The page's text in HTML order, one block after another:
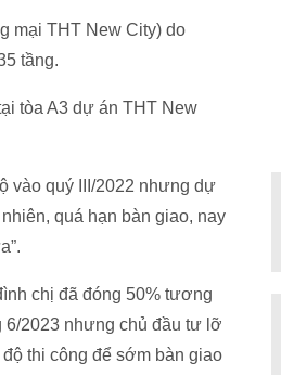
mại THT New City) do
tầng.
tòa A3 dự án THT New
vào quý III/2022 nhưng dự
quá hạn bàn giao, nay
chị đã đóng 50% tương
6/2023 nhưng chủ đầu tư lỡ
thi công để sớm bàn giao